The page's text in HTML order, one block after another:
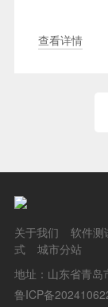
查看详情
关于我们 软件测
式
城市分站
地址：山东省青岛
鲁ICP备